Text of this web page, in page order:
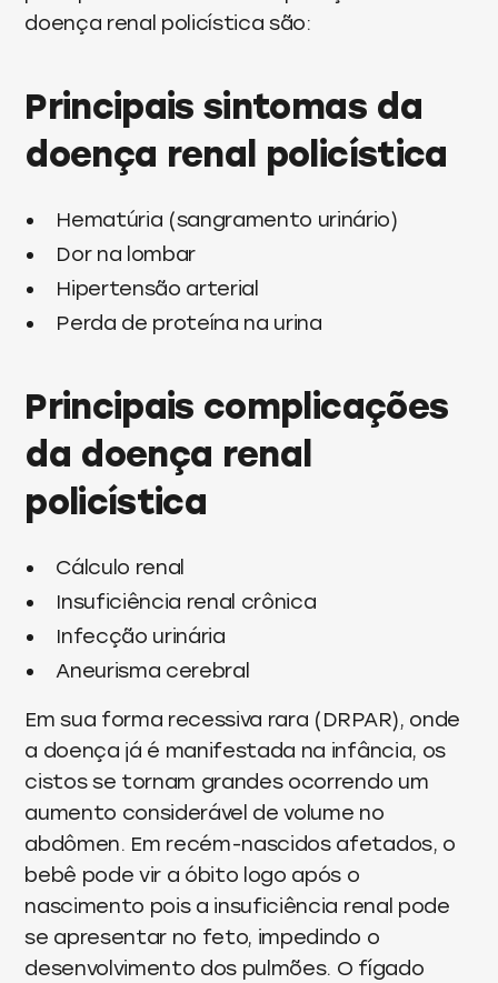
doença renal policística são:
Principais sintomas da
doença renal policística
Hematúria (sangramento urinário)
Dor na lombar
Hipertensão arterial
Perda de proteína na urina
Principais complicações
da doença renal
policística
Cálculo renal
Insuficiência renal crônica
Infecção urinária
Aneurisma cerebral
Em sua forma recessiva rara (DRPAR), onde
a doença já é manifestada na infância, os
cistos se tornam grandes ocorrendo um
aumento considerável de volume no
abdômen. Em recém-nascidos afetados, o
bebê pode vir a óbito logo após o
nascimento pois a insuficiência renal pode
se apresentar no feto, impedindo o
desenvolvimento dos pulmões. O fígado